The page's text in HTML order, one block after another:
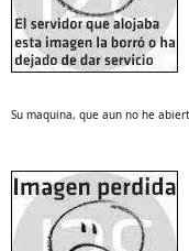
Su maquina, que aun no he